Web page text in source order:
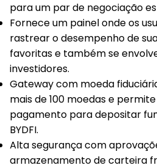
para um par de negociação
Fornece um painel onde os
rastrear o desempenho de
favoritas e também se
investidores.
Gateway com moeda
mais de 100 moedas e
pagamento para depositar
BYDFI.
Alta segurança com
armazenamento de carteira